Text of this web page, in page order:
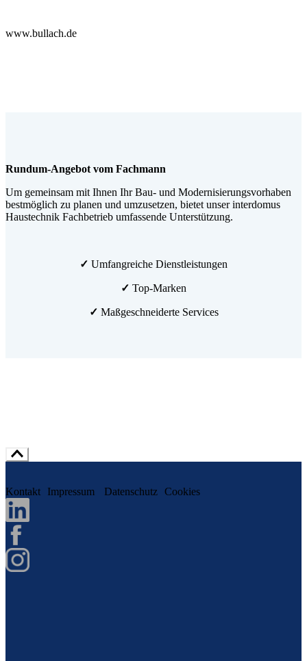
www.bullach.de
Rundum-Angebot vom Fachmann
Um gemeinsam mit Ihnen Ihr Bau- und Modernisierungsvorhaben
bestmöglich zu planen und umzusetzen, bietet unser interdomus
Haustechnik Fachbetrieb umfassende Unterstützung.
✓ Umfangreiche Dienstleistungen
✓ Top-Marken
✓ Maßgeschneiderte Services
Kontakt Impressum Datenschutz Cookies